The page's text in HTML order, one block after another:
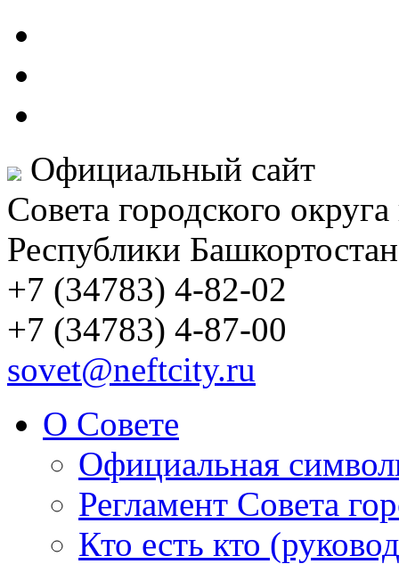
Официальный сайт
Совета городского
Республики Башкортостан
+7 (34783) 4-82-02
+7 (34783) 4-87-00
sovet@neftcity.ru
О Совете
Официальная
Регламент Совета
Кто есть кто